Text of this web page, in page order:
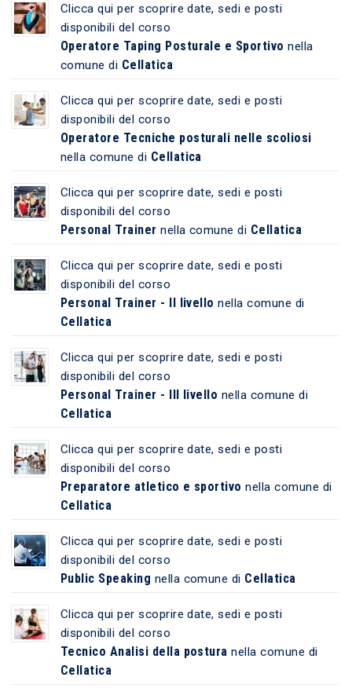
Clicca qui per scoprire date, sedi e posti
disponibili del corso
Operatore Taping Posturale e Sportivo nella
comune di Cellatica
Clicca qui per scoprire date, sedi e posti
disponibili del corso
Operatore Tecniche posturali nelle scoliosi
nella comune di Cellatica
Clicca qui per scoprire date, sedi e posti
disponibili del corso
Personal Trainer nella comune di Cellatica
Clicca qui per scoprire date, sedi e posti
disponibili del corso
Personal Trainer - II livello nella comune di
Cellatica
Clicca qui per scoprire date, sedi e posti
disponibili del corso
Personal Trainer - III livello nella comune di
Cellatica
Clicca qui per scoprire date, sedi e posti
disponibili del corso
Preparatore atletico e sportivo nella comune di
Cellatica
Clicca qui per scoprire date, sedi e posti
disponibili del corso
Public Speaking nella comune di Cellatica
Clicca qui per scoprire date, sedi e posti
disponibili del corso
Tecnico Analisi della postura nella comune di
Cellatica